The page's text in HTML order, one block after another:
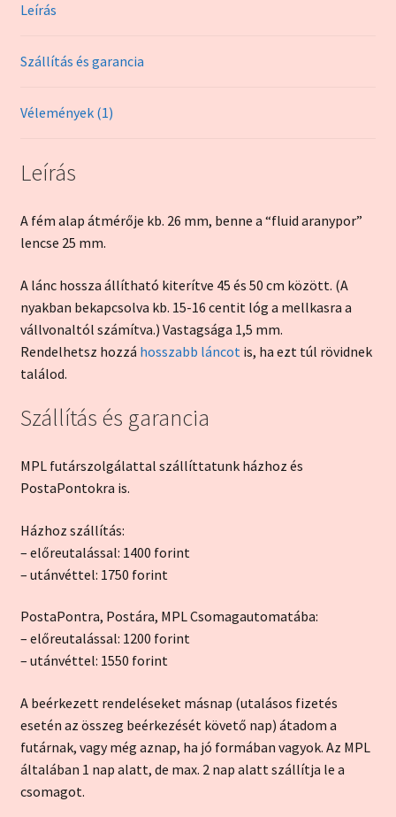
Leírás
Szállítás és garancia
Vélemények (1)
Leírás
A fém alap átmérője kb. 26 mm, benne a “fluid aranypor”
lencse 25 mm.
A lánc hossza állítható kiterítve 45 és 50 cm között. (A
nyakban bekapcsolva kb. 15-16 centit lóg a mellkasra a
vállvonaltól számítva.) Vastagsága 1,5 mm.
Rendelhetsz hozzá hosszabb láncot is, ha ezt túl rövidnek
találod.
Szállítás és garancia
MPL futárszolgálattal szállíttatunk házhoz és
PostaPontokra is.
Házhoz szállítás:
– előreutalással: 1400 forint
– utánvéttel: 1750 forint
PostaPontra, Postára, MPL Csomagautomatába:
– előreutalással: 1200 forint
– utánvéttel: 1550 forint
A beérkezett rendeléseket másnap (utalásos fizetés
esetén az összeg beérkezését követő nap) átadom a
futárnak, vagy még aznap, ha jó formában vagyok. Az MPL
általában 1 nap alatt, de max. 2 nap alatt szállítja le a
csomagot.